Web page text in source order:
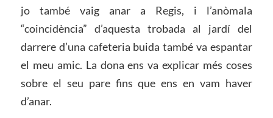
jo també vaig anar a Regis, i l’anòmala
“coincidència” d’aquesta trobada al jardí del
darrere d’una cafeteria buida també va espantar
el meu amic. La dona ens va explicar més coses
sobre el seu pare fins que ens en vam haver
d’anar.